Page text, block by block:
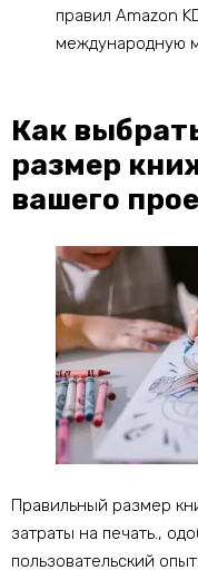
правил Amazon
международную
Как
размер
вашего
Правильный размер
затраты на печать.,
пользовательский